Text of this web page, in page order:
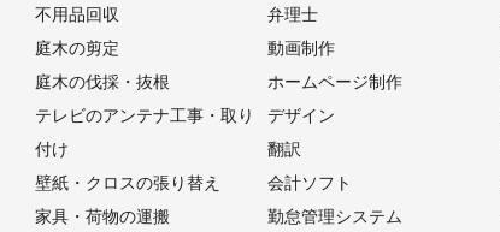
不用品回収
庭木の剪定
庭木の伐採・抜根
テレビのアンテナ工事・取り
付け
壁紙・クロスの張り替え
家具・荷物の運搬
弁理士
動画制作
ホームページ制作
デザイン
翻訳
会計ソフト
勤怠管理システム